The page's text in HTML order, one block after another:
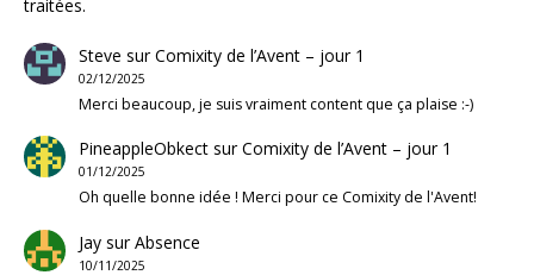
traitées.
Steve surComixity de l’Avent – jour 1
02/12/2025
Merci beaucoup, je suis vraiment content que ça plaise :-)
PineappleObkectsurComixity de l’Avent – jour 1
01/12/2025
Oh quelle bonne idée ! Merci pour ce Comixity de l'Avent!
JaysurAbsence
10/11/2025